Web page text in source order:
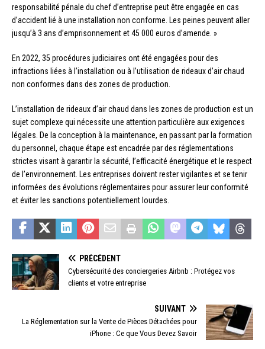
responsabilité pénale du chef d’entreprise peut être engagée en cas
d’accident lié à une installation non conforme. Les peines peuvent aller
jusqu’à 3 ans d’emprisonnement et 45 000 euros d’amende. »
En 2022, 35 procédures judiciaires ont été engagées pour des
infractions liées à l’installation ou à l’utilisation de rideaux d’air chaud
non conformes dans des zones de production.
L’installation de rideaux d’air chaud dans les zones de production est un
sujet complexe qui nécessite une attention particulière aux exigences
légales. De la conception à la maintenance, en passant par la formation
du personnel, chaque étape est encadrée par des réglementations
strictes visant à garantir la sécurité, l’efficacité énergétique et le respect
de l’environnement. Les entreprises doivent rester vigilantes et se tenir
informées des évolutions réglementaires pour assurer leur conformité
et éviter les sanctions potentiellement lourdes.
PRÉCÉDENT
Cybersécurité des conciergeries Airbnb : Protégez vos
clients et votre entreprise
SUIVANT
La Réglementation sur la Vente de Pièces Détachées pour
iPhone : Ce que Vous Devez Savoir